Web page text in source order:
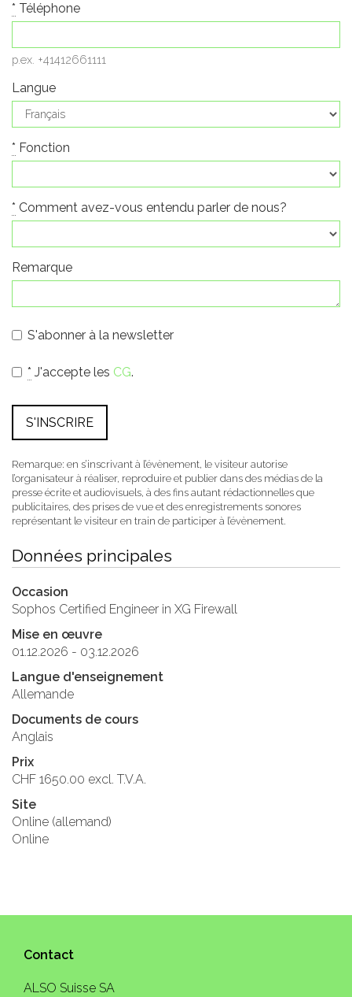
* Téléphone
p.ex. +41412661111
Langue
* Fonction
* Comment avez-vous entendu parler de nous?
Remarque
S'abonner à la newsletter
* J'accepte les CG.
Remarque: en s’inscrivant à l’évènement, le visiteur autorise
l’organisateur à réaliser, reproduire et publier dans des médias de la
presse écrite et audiovisuels, à des fins autant rédactionnelles que
publicitaires, des prises de vue et des enregistrements sonores
représentant le visiteur en train de participer à l’évènement.
Données principales
Occasion
Sophos Certified Engineer in XG Firewall
Mise en œuvre
01.12.2026 - 03.12.2026
Langue d'enseignement
Allemande
Documents de cours
Anglais
Prix
CHF 1650.00 excl. T.V.A.
Site
Online (allemand)
Online
Contact
ALSO Suisse SA